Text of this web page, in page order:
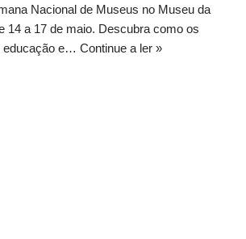
Nacional de Museus no Museu da
14 a 17 de maio. Descubra como os
educação e… Continue a ler »